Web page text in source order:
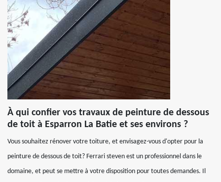
À qui confier vos travaux de peinture de dessous
de toit à Esparron La Batie et ses environs ?
Vous souhaitez rénover votre toiture, et envisagez-vous d'opter pour la
peinture de dessous de toit? Ferrari steven est un professionnel dans le
domaine, et peut se mettre à votre disposition pour toutes demandes. Il